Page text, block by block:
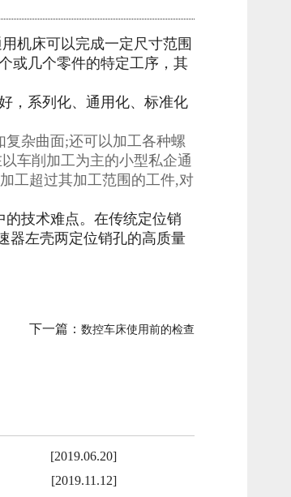
机床可以完成一定尺寸范围
或几个零件的特定工序，其
，系列化、通用化、标准化
杂曲面;还可以加工各种螺
车削加工为主的小型私企通
工超过其加工范围的工件,对
技术难点。在传统定位销
器左壳两定位销孔的高质量
下一篇：数控车床使用前的检查
[2019.06.20]
[2019.11.12]